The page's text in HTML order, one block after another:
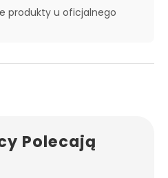
produkty u oficjalnego
Polecają